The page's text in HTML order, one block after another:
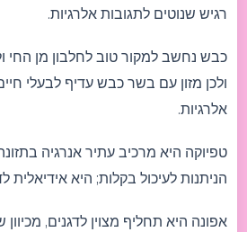
רגיש שנוטים לתגובות אלרגיות.
כבש נחשב למקור טוב לחלבון מן החי
ולכן מזון עם בשר כבש עדיף לבעלי
אלרגיות.
טפיוקה היא מרכיב עתיר אנרגיה
הניתנות לעיכול בקלות; היא אידיאלית
אפונה היא תחליף מצוין לדגנים,